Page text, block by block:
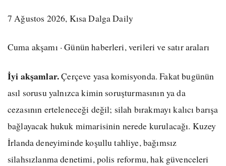
7 Ağustos 2026, Kısa Dalga Daily
Cuma akşamı · Günün haberleri, verileri ve satır araları
İyi akşamlar.Çerçeve yasa komisyonda. Fakat bugünün
asıl sorusu yalnızca kimin soruşturmasının ya da
cezasının erteleneceği değil; silah bırakmayı kalıcı barışa
bağlayacak hukuk mimarisinin nerede kurulacağı. Kuzey
İrlanda deneyiminde koşullu tahliye, bağımsız
silahsızlanma denetimi, polis reformu, hak güvenceleri